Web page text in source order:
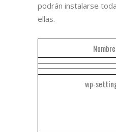
podrán instalarse
ellas.
Nombre
wp-